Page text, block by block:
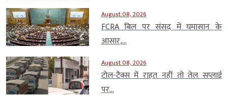
August 08, 2026
FCRA बिल पर संसद में घमासान के
आसार,...
August 08, 2026
टोल-टैक्स में राहत नहीं तो तेल सप्लाई
पर...